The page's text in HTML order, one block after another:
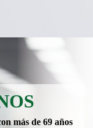
más de 69 años